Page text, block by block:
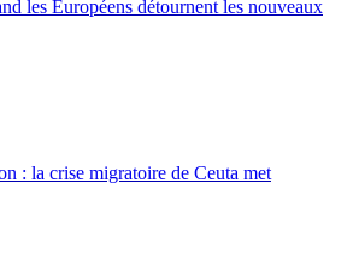
les Européens détournent les nouveaux
: la crise migratoire de Ceuta met